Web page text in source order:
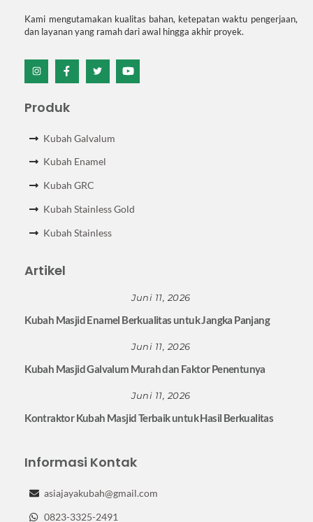
Kami mengutamakan kualitas bahan, ketepatan waktu pengerjaan,
dan layanan yang ramah dari awal hingga akhir proyek.
Icon
Icon
Icon
Icon
Produk
Kubah Galvalum
Kubah Enamel
Kubah GRC
Kubah Stainless Gold
Kubah Stainless
Artikel
Juni 11, 2026
Kubah Masjid Enamel Berkualitas untuk Jangka Panjang
Juni 11, 2026
Kubah Masjid Galvalum Murah dan Faktor Penentunya
Juni 11, 2026
Kontraktor Kubah Masjid Terbaik untuk Hasil Berkualitas
Informasi Kontak
asiajayakubah@gmail.com
0823-3325-2491